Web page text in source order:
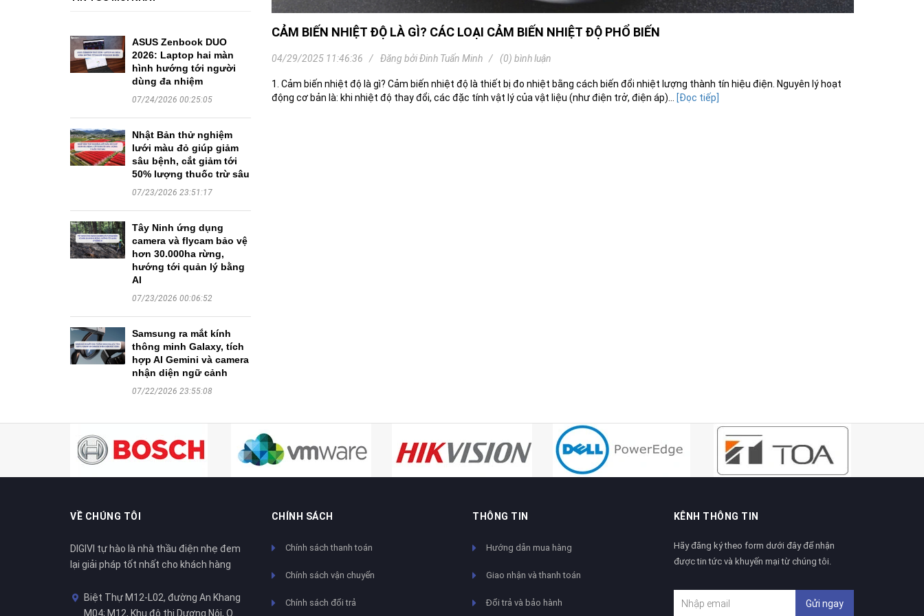
Faster
THIẾT
BÁO
KHÓA
THÔNG
ASUS Zenbook DUO
2026: Laptop hai màn
hình hướng tới người
dùng đa nhiệm
07/24/2026 00:25:05
Nhật Bản thử nghiệm
lưới màu đỏ giúp giảm
sâu bệnh, cắt giảm tới
50% lượng thuốc trừ sâu
07/23/2026 23:51:17
Tây Ninh ứng dụng
camera và flycam bảo vệ
hơn 30.000ha rừng,
hướng tới quản lý bằng
AI
07/23/2026 00:06:52
Samsung ra mắt kính
thông minh Galaxy, tích
hợp AI Gemini và camera
nhận diện ngữ cảnh
07/22/2026 23:55:08
CẢM BIẾN NHIỆT ĐỘ LÀ GÌ? CÁC LOẠI CẢM BIẾN NHIỆT ĐỘ PHỔ BIẾN
04/29/2025 11:46:36 Đăng bởiĐinh Tuấn Minh (0) bình luận
1. Cảm biến nhiệt độ là gì? Cảm biến nhiệt độ là thiết bị đo nhiệt bằng cách biến đổi nhiệt lượng thành tín hiệu điện. Nguyên lý hoạt
động cơ bản là: khi nhiệt độ thay đổi, các đặc tính vật lý của vật liệu (như điện trở, điện áp)... [Đọc tiếp]
VỀ CHÚNG TÔI
DIGIVI tự hào là nhà thầu điện nhẹ đem
lại giải pháp tốt nhất cho khách hàng
Biệt Thự M12-L02, đường An Khang
M04; M12, Khu đô thị Dương Nội, Q.
CHÍNH SÁCH
Chính sách thanh toán
Chính sách vận chuyển
Chính sách đổi trả
THÔNG TIN
Hướng dẫn mua hàng
Giao nhận và thanh toán
Đổi trả và bảo hành
KÊNH THÔNG TIN
Hãy đăng ký theo form dưới đây để nhận
được tin tức và khuyến mại từ chúng tôi.
Gửi ngay